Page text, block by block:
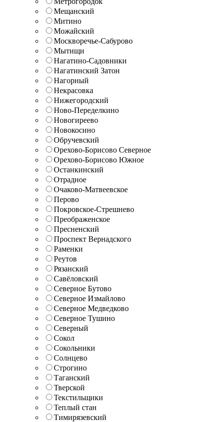
Мещанский
Митино
Можайский
Москворечье-Сабурово
Мытищи
Нагатино-Садовники
Нагатинский Затон
Нагорный
Некрасовка
Нижегородский
Ново-Переделкино
Новогиреево
Новокосино
Обручевский
Орехово-Борисово Северное
Орехово-Борисово Южное
Останкинский
Отрадное
Очаково-Матвеевское
Перово
Покровское-Стрешнево
Преображенское
Пресненский
Проспект Вернадского
Раменки
Реутов
Рязанский
Савёловский
Северное Бутово
Северное Измайлово
Северное Медведково
Северное Тушино
Северный
Сокол
Сокольники
Солнцево
Строгино
Таганский
Тверской
Текстильщики
Теплый стан
Тимирязевский